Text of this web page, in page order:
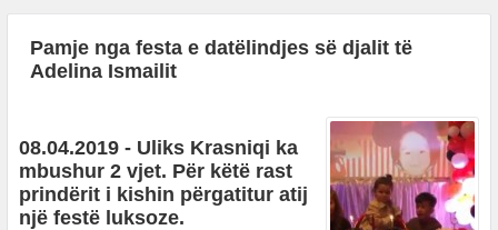
Pamje nga festa e datëlindjes së djalit të
Adelina Ismailit
08.04.2019 - Uliks Krasniqi ka
mbushur 2 vjet. Për këtë rast
prindërit i kishin përgatitur atij
një festë luksoze.